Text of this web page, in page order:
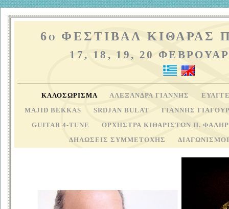
6 O ΦΕΣΤΙΒΑΛ ΚΙΘΑΡΑΣ
17, 18, 19, 20
ΚΑΛΟΣΩΡΙΣΜΑ ΑΛΕΞΑΝΔΡΑ ΓΙΑΝΝΗΣ
MAJID BEKKAS SRDJAN BULAT ΓΙΑΝΝΗΣ
GUITAR 4-TUNE ΟΡΧΗΣΤΡΑ ΚΙΘΑΡΙΣΤΩΝ Π.
ΔΗΛΩΣΕΙΣ ΣΥΜΜΕΤΟΧΗΣ